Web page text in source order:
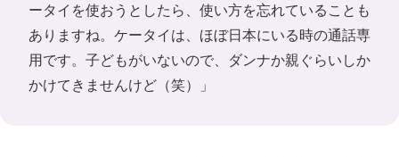
ータイを使おうとしたら、使い方を忘れていることも
ありますね。ケータイは、ほぼ日本にいる時の通話専
用です。子どもがいないので、ダンナか親ぐらいしか
かけてきませんけど（笑）」